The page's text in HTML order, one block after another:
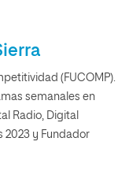
(FUCOMP).
semanales en
Radio, Digital
2023 y Fundador